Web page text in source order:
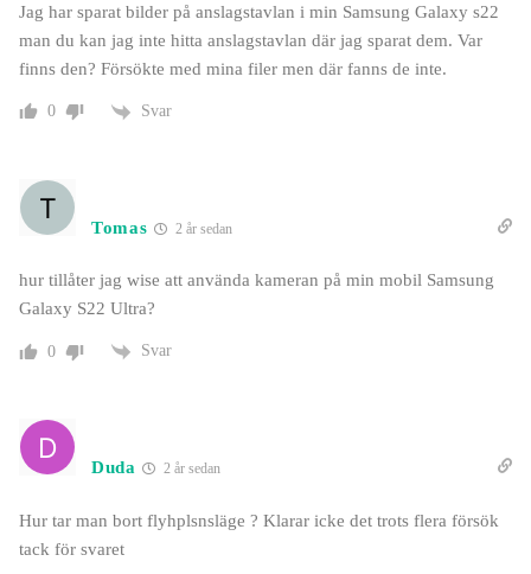
Jag har sparat bilder på anslagstavlan i min Samsung Galaxy s22
man du kan jag inte hitta anslagstavlan där jag sparat dem. Var
finns den? Försökte med mina filer men där fanns de inte.
0 Svar
Tomas 2 år sedan
hur tillåter jag wise att använda kameran på min mobil Samsung
Galaxy S22 Ultra?
0 Svar
Duda 2 år sedan
Hur tar man bort flyhplsnsläge ? Klarar icke det trots flera försök
tack för svaret